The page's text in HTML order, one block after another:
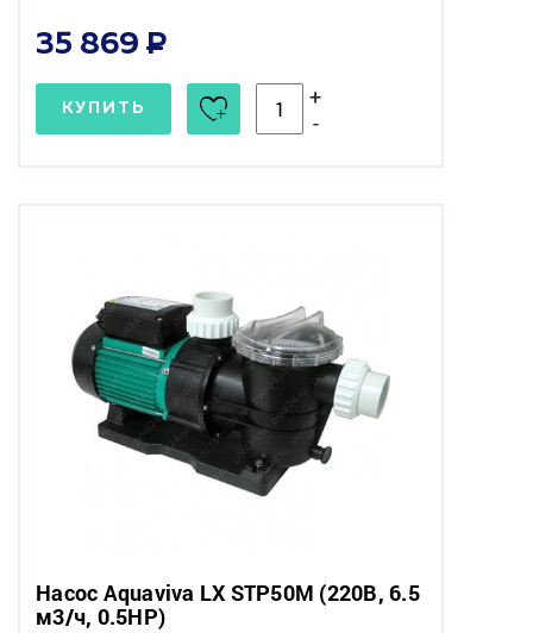
35 869
КУПИТЬ
+
-
Насос Aquaviva LX STP50M (220В, 6.5
м3/ч, 0.5HP)